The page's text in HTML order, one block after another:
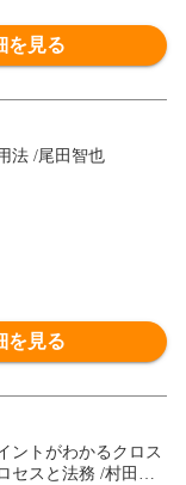
を見る
法 /尾田智也
を見る
ントがわかるクロス
セスと法務 /村田晴